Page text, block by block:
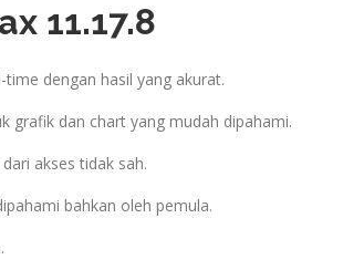
11.17.8
dengan hasil yang akurat.
grafik dan chart yang mudah dipahami.
akses tidak sah.
bahkan oleh pemula.